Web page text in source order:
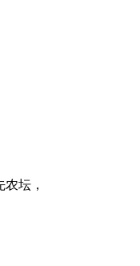
坛，